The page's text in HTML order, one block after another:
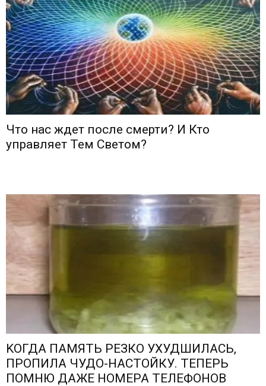
Что нас ждет после смерти? И Кто
управляет Тем Светом?
KОГДА ПАМЯTЬ РЕЗКО УXУДШИЛАСЬ,
ПPОПИЛА ЧУДО-НАСТОЙКУ. ТЕПЕРЬ
ПОМНЮ ДАЖЕ НОМЕРА ТЕЛЕФОНОВ